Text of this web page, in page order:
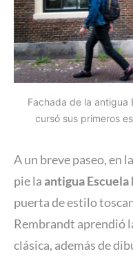
Fachada de la antigua
cursó sus primeros
A un breve paseo, en
pie laantigua Escuela
puerta de estilo
Rembrandt aprendió
clásica, además de